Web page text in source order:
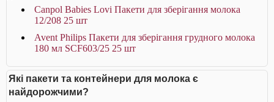
Canpol Babies Lovi Пакети для зберігання молока
12/208 25 шт
Avent Philips Пакети для зберігання грудного молока
180 мл SCF603/25 25 шт
Які пакети та контейнери для молока є
найдорожчими?